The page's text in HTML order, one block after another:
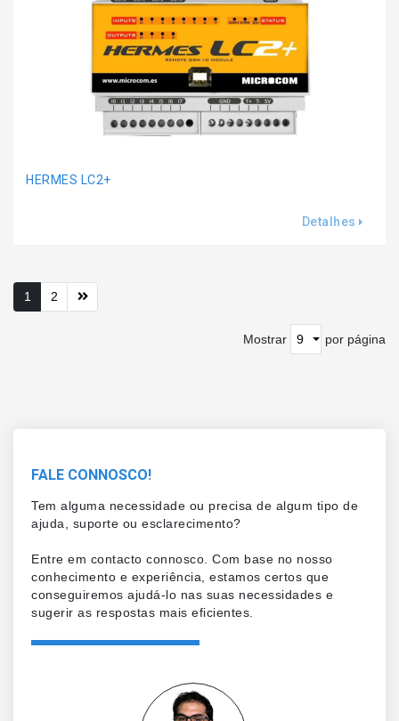
HERMES LC2+
Detalhes
1 2
Mostrar por página
FALE CONNOSCO!
Tem alguma necessidade ou precisa de algum tipo de
ajuda, suporte ou esclarecimento?
Entre em contacto connosco. Com base no nosso
conhecimento e experiência, estamos certos que
conseguiremos ajudá-lo nas suas necessidades e
sugerir as respostas mais eficientes.